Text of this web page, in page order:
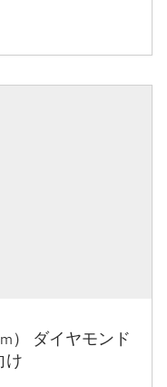
） ダイヤモンド
け